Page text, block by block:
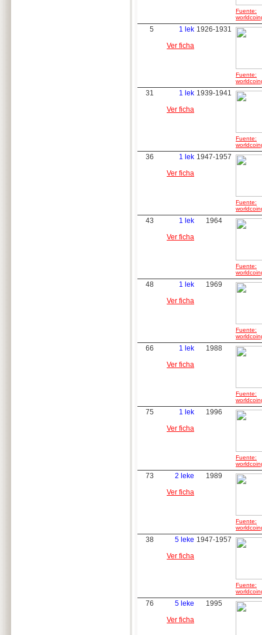
Fuente:
5
1 lek
Ver ficha
1926-1931
Fuente:
31
1 lek
Ver ficha
1939-1941
Fuente:
36
1 lek
Ver ficha
1947-1957
Fuente:
43
1 lek
Ver ficha
1964
Fuente:
48
1 lek
Ver ficha
1969
Fuente:
66
1 lek
Ver ficha
1988
Fuente:
75
1 lek
Ver ficha
1996
Fuente:
73
2 leke
Ver ficha
1989
Fuente:
38
5 leke
Ver ficha
1947-1957
Fuente:
76
5 leke
Ver ficha
1995